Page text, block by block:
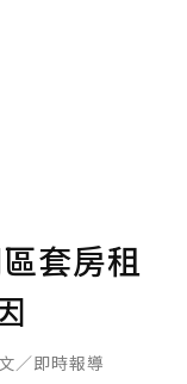
套房租
／即時報導